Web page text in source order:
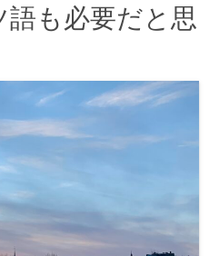
語も必要だと思